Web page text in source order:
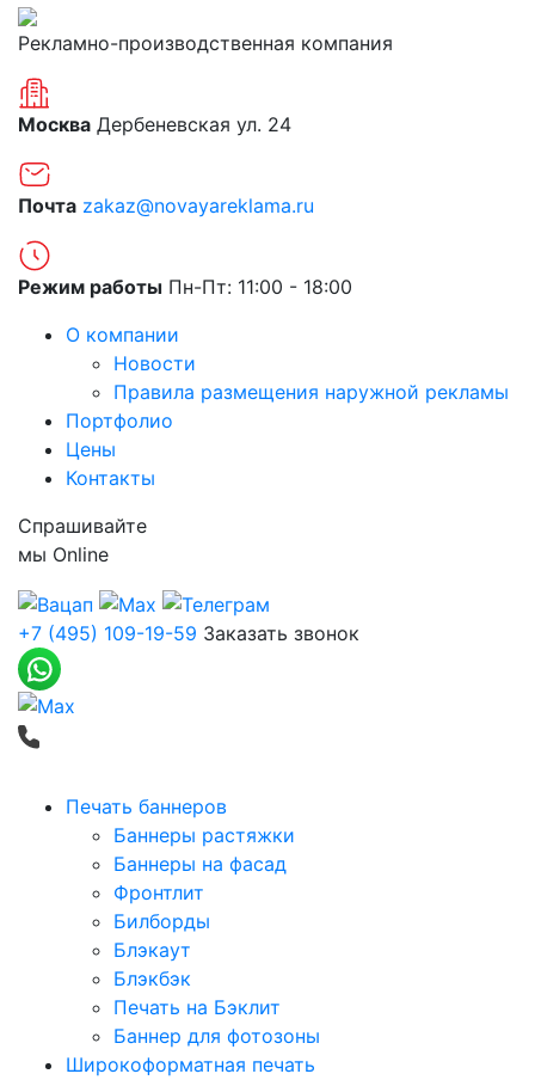
Рекламно-производственная компания
Москва Дербеневская ул. 24
Почта zakaz@novayareklama.ru
Режим работы Пн-Пт: 11:00 - 18:00
О компании
Новости
Правила размещения наружной рекламы
Портфолио
Цены
Контакты
Спрашивайте
мы Online
+7 (495) 109-19-59 Заказать звонок
Печать баннеров
Баннеры растяжки
Баннеры на фасад
Фронтлит
Билборды
Блэкаут
Блэкбэк
Печать на Бэклит
Баннер для фотозоны
Широкоформатная печать